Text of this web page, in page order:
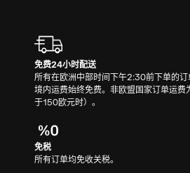
免费24小时配送
所有在欧洲中部时间下午2:30前下单的
境内运费始终免费。非欧盟国家订单运
于150欧元时）。
免税
所有订单均免收关税。